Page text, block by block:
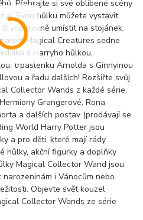
Přehrajte si své oblíbené scény
Svou hůlku můžete vystavit
vodorovně umístit na stojánek.
Magical Creatures sedne
s Harryho hůlkou,
trpaslenku Arnolda s Ginnyinou
a řadu dalších! Rozšiřte svůj
Collector Wands z každé série,
Grangerové, Rona
a dalších postav (prodávají se
World Harry Potter jsou
a pro děti, které mají rády
hůlky, akční figurky a doplňky
Magical Collector Wand jsou
i Vánocům nebo
Objevte svět kouzel
Collector Wands ze série